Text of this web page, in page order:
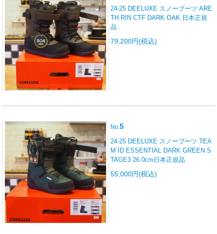
24-25 DEELUXE スノーブーツ ARE
TH RIN CTF DARK OAK 日本正規
品
79,200円(税込)
No.5
24-25 DEELUXE スノーブーツ TEA
M ID ESSENTIAL DARK GREEN S
TAGE3 26.0cm日本正規品
55,000円(税込)